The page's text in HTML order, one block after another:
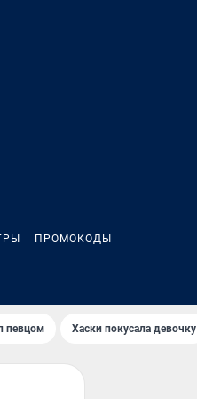
ПРОМОКОДЫ
певцом Хаски покусала девочку